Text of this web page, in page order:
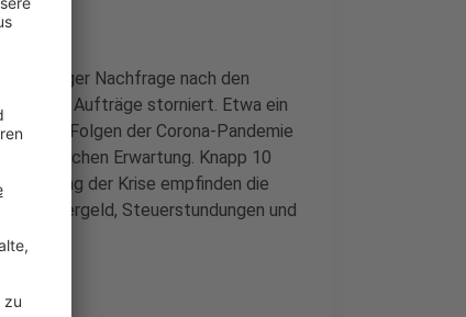
weniger Nachfrage nach den
wurden Aufträge storniert. Etwa ein
die Folgen der Corona-Pandemie
Erwartung. Knapp 10
der Krise empfinden die
Steuerstundungen und